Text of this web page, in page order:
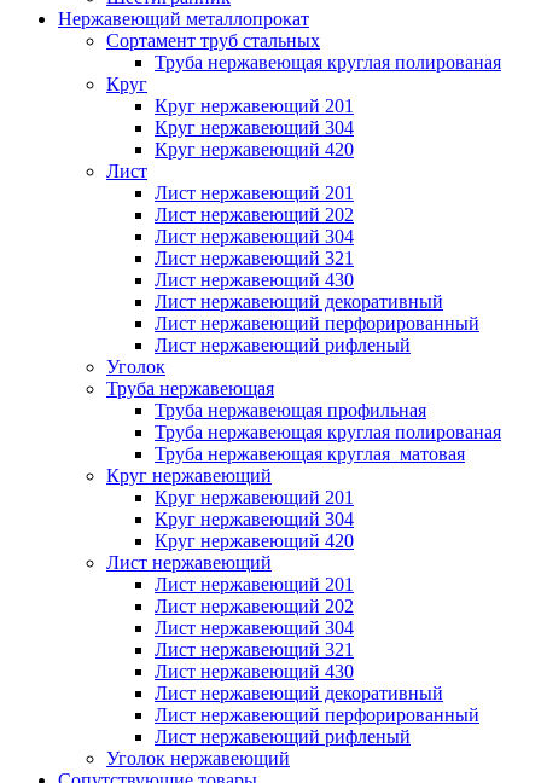
Нержавеющий металлопрокат
Сортамент труб стальных
Труба нержавеющая круглая полированая
Круг
Круг нержавеющий 201
Круг нержавеющий 304
Круг нержавеющий 420
Лист
Лист нержавеющий 201
Лист нержавеющий 202
Лист нержавеющий 304
Лист нержавеющий 321
Лист нержавеющий 430
Лист нержавеющий декоративный
Лист нержавеющий перфорированный
Лист нержавеющий рифленый
Уголок
Труба нержавеющая
Труба нержавеющая профильная
Труба нержавеющая круглая полированая
Труба нержавеющая круглая матовая
Круг нержавеющий
Круг нержавеющий 201
Круг нержавеющий 304
Круг нержавеющий 420
Лист нержавеющий
Лист нержавеющий 201
Лист нержавеющий 202
Лист нержавеющий 304
Лист нержавеющий 321
Лист нержавеющий 430
Лист нержавеющий декоративный
Лист нержавеющий перфорированный
Лист нержавеющий рифленый
Уголок нержавеющий